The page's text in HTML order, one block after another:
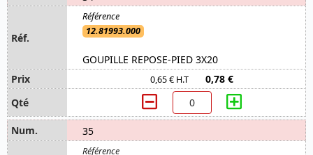
12.81993.000
GOUPILLE REPOSE-PIED 3X20
0,65 € H.T 0,78 €
35